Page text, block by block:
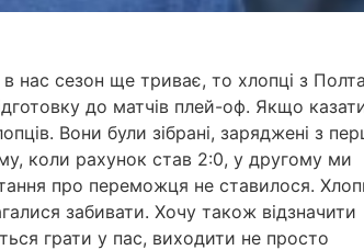
нас сезон ще триває, то хлопці з
до матчів плей-оф. Якщо
Вони були зібрані, заряджені з
коли рахунок став 2:0, у другому ми
про переможця не ставилося.
забивати. Хочу також відзначити
грати у пас, виходити не просто